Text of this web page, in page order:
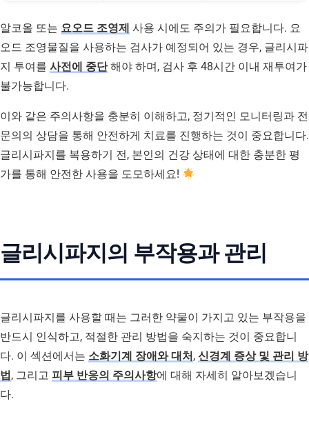
알코올 또는 요오드 조영제 사용 시에도 주의가 필요합니다. 요
오드 조영물질을 사용하는 검사가 예정되어 있는 경우, 글리시파
지 투여를 사전에 중단해야 하며, 검사 후 48시간 이내 재투여가
불가능합니다.
이와 같은 주의사항을 충분히 이해하고, 정기적인 모니터링과 전
문의의 상담을 통해 안전하게 치료를 진행하는 것이 중요합니다.
글리시파지를 복용하기 전, 본인의 건강 상태에 대한 충분한 평
가를 통해 안전한 사용을 도모하세요!
글리시파지의 부작용과 관리
글리시파지를 사용할 때는 그러한 약물이 가지고 있는 부작용을
반드시 인식하고, 적절한 관리 방법을 숙지하는 것이 중요합니
다. 이 섹션에서는 소화기계 장애와 대처 , 신경계 증상 및 관리 방
법 , 그리고 피부 반응의 주의사항에 대해 자세히 알아보겠습니
다.